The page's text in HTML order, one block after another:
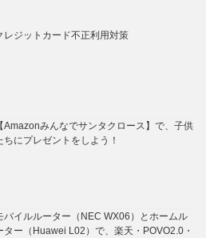
レジットカード不正利用対策
【Amazonみんなでサンタクロース】で、子供
ちにプレゼントをしよう！
バイルルーター（NEC WX06）とホームル
ター（Huawei L02）で、楽天・POVO2.0・